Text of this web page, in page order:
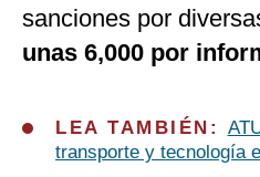
sanciones por
unas 6,000 por
LEA TAMBIÉN:
transporte y tecnología